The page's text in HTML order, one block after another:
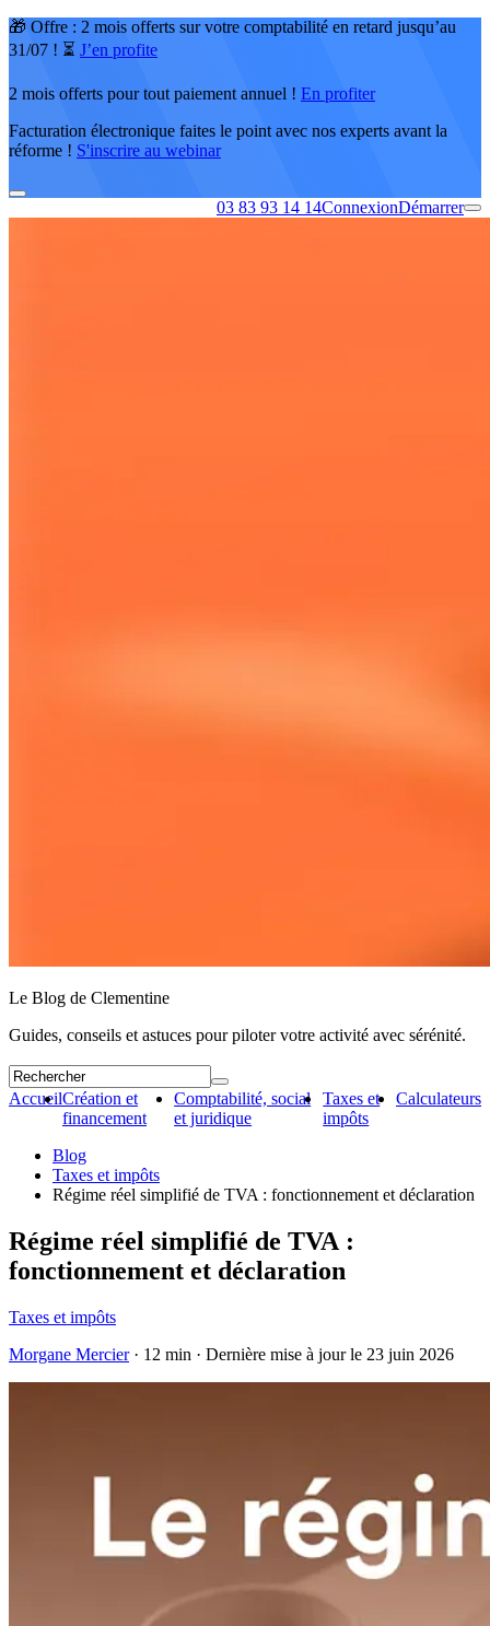
🎁 Offre : 2 mois offerts sur votre comptabilité en retard jusqu’au
31/07 ! ⏳ J’en profite
2 mois offerts pour tout paiement annuel ! En profiter
Facturation électronique faites le point avec nos experts avant la
réforme ! S'inscrire au webinar
03 83 93 14 14ConnexionDémarrer
Le Blog de Clementine
Guides, conseils et astuces pour piloter votre activité avec sérénité.
AccueilCréation et
financement
Comptabilité, social
et juridique
Taxes et
impôts
Calculateurs
Blog
Taxes et impôts
Régime réel simplifié de TVA : fonctionnement et déclaration
Régime réel simplifié de TVA :
fonctionnement et déclaration
Taxes et impôts
Morgane Mercier· 12 min · Dernière mise à jour le 23 juin 2026